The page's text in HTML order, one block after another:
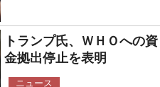
トランプ氏、ＷＨＯへの資
金拠出停止を表明
ニュース